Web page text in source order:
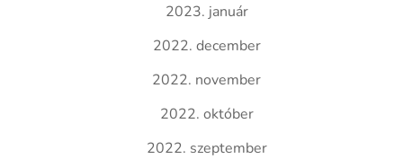
2023. január
2022. december
2022. november
2022. október
2022. szeptember